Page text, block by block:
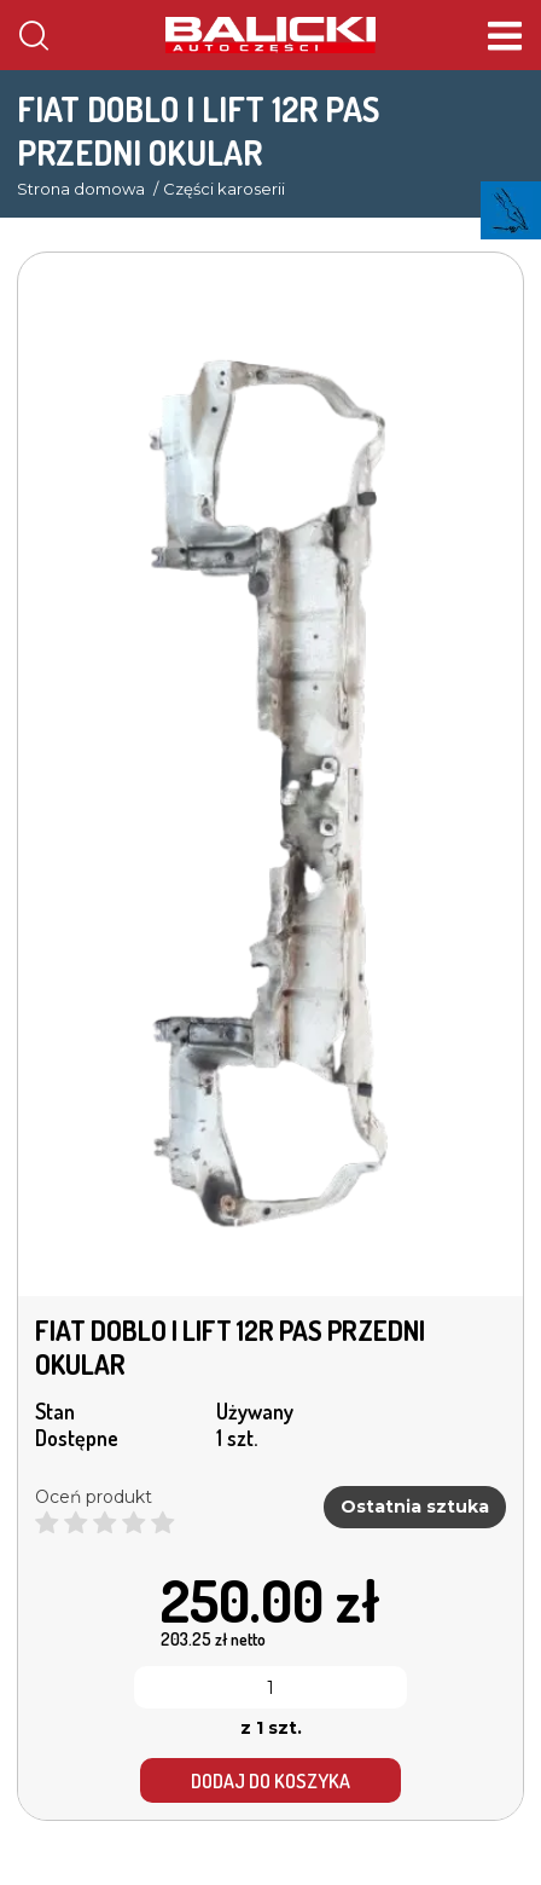
FIAT DOBLO I LIFT 12R PAS
PRZEDNI OKULAR
Strona domowa Części karoserii
FIAT DOBLO I LIFT 12R PAS PRZEDNI
OKULAR
Stan
Używany
Dostępne
1 szt.
Oceń produkt Ostatnia sztuka
250.00 zł
203.25zł netto
z 1 szt.
DODAJ DO KOSZYKA